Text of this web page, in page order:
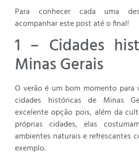
Para conhecer cada uma
acompanhar este post até o final!
1 – Cidades
Minas Gerais
O verão é um bom momento para
cidades históricas de Minas
excelente opção pois, além da
próprias cidades, elas
ambientes naturais e refrescantes
exemplo.